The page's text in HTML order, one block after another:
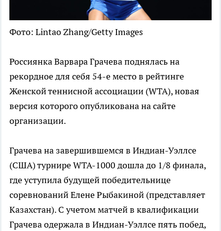
Фото: Lintao Zhang/Getty Images
Россиянка Варвара Грачева поднялась на
рекордное для себя 54-е место в рейтинге
Женской теннисной ассоциации (WTA), новая
версия которого опубликована на сайте
организации.
Грачева на завершившемся в Индиан-Уэллсе
(США) турнире WTA-1000 дошла до 1/8 финала,
где уступила будущей победительнице
соревнований Елене Рыбакиной (представляет
Казахстан). С учетом матчей в квалификации
Грачева одержала в Индиан-Уэллсе пять побед,